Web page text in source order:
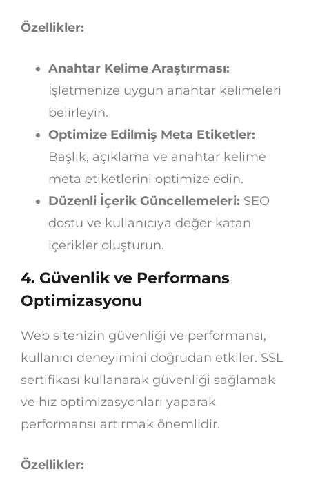
Özellikler:
Anahtar Kelime Araştırması:
İşletmenize uygun anahtar kelimeleri
belirleyin.
Optimize Edilmiş Meta Etiketler:
Başlık, açıklama ve anahtar kelime
meta etiketlerini optimize edin.
Düzenli İçerik Güncellemeleri: SEO
dostu ve kullanıcıya değer katan
içerikler oluşturun.
4. Güvenlik ve Performans
Optimizasyonu
Web sitenizin güvenliği ve performansı,
kullanıcı deneyimini doğrudan etkiler. SSL
sertifikası kullanarak güvenliği sağlamak
ve hız optimizasyonları yaparak
performansı artırmak önemlidir.
Özellikler: